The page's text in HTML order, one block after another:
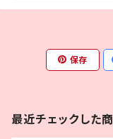
保存
最近チェックした